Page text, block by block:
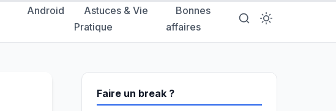
Android
Astuces & Vie
Pratique
Bonnes
affaires
Faire un break ?